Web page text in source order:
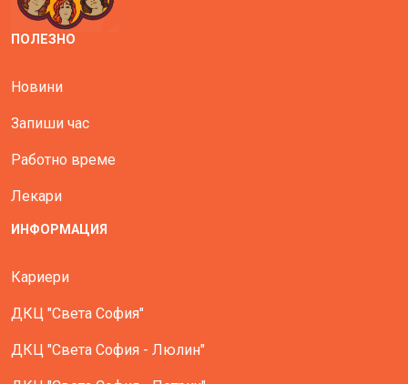
ПОЛЕЗНО
Новини
Запиши час
Работно време
Лекари
ИНФОРМАЦИЯ
Кариери
ДКЦ "Света София"
ДКЦ "Света София - Люлин"